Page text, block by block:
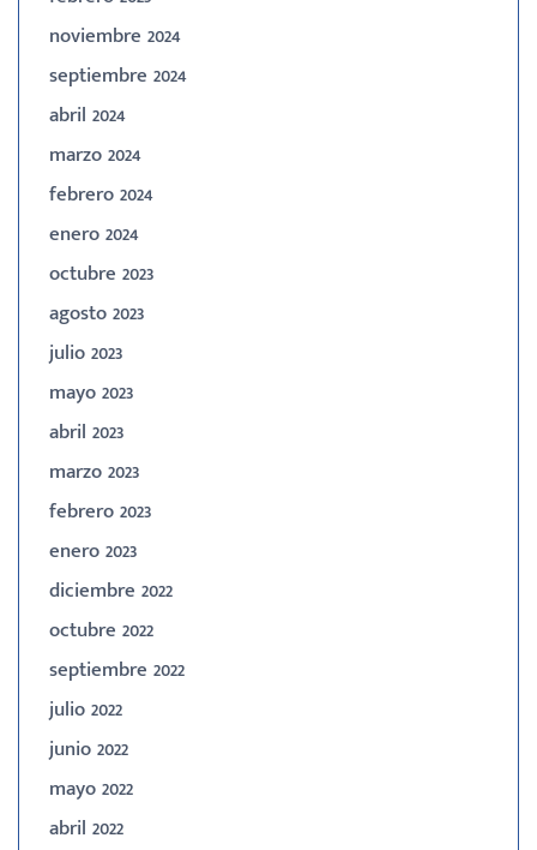
noviembre 2024
septiembre 2024
abril 2024
marzo 2024
febrero 2024
enero 2024
octubre 2023
agosto 2023
julio 2023
mayo 2023
abril 2023
marzo 2023
febrero 2023
enero 2023
diciembre 2022
octubre 2022
septiembre 2022
julio 2022
junio 2022
mayo 2022
abril 2022